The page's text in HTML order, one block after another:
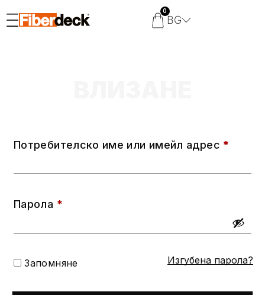
0
BG
Потребителско име или имейл адрес *
Парола *
Запомняне Изгубена парола?